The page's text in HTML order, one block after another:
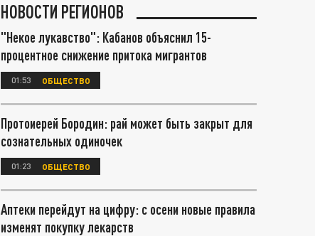
НОВОСТИ РЕГИОНОВ
"Некое лукавство": Кабанов объяснил 15-
процентное снижение притока мигрантов
01:53 ОБЩЕСТВО
Протоиерей Бородин: рай может быть закрыт для
сознательных одиночек
01:23 ОБЩЕСТВО
Аптеки перейдут на цифру: с осени новые правила
изменят покупку лекарств